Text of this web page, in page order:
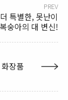
PREV
특별한, 못난이
복숭아의 대 변신!
장품